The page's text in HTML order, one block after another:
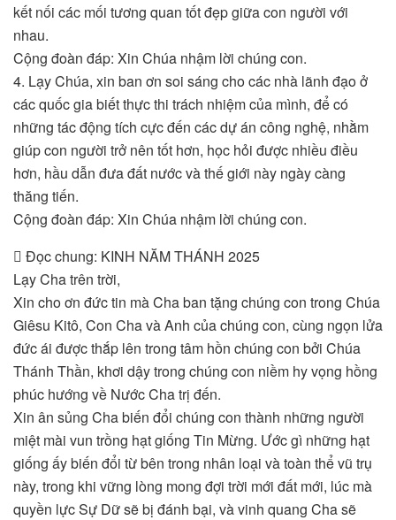
kết nối các mối tương quan tốt đẹp giữa con người với
nhau.
Cộng đoàn đáp: Xin Chúa nhậm lời chúng con.
4. Lạy Chúa, xin ban ơn soi sáng cho các nhà lãnh đạo ở
các quốc gia biết thực thi trách nhiệm của mình, để có
những tác động tích cực đến các dự án công nghệ, nhằm
giúp con người trở nên tốt hơn, học hỏi được nhiều điều
hơn, hầu dẫn đưa đất nước và thế giới này ngày càng
thăng tiến.
Cộng đoàn đáp: Xin Chúa nhậm lời chúng con.
 Đọc chung: KINH NĂM THÁNH 2025
Lạy Cha trên trời,
Xin cho ơn đức tin mà Cha ban tặng chúng con trong Chúa
Giêsu Kitô, Con Cha và Anh của chúng con, cùng ngọn lửa
đức ái được thắp lên trong tâm hồn chúng con bởi Chúa
Thánh Thần, khơi dậy trong chúng con niềm hy vọng hồng
phúc hướng về Nước Cha trị đến.
Xin ân sủng Cha biến đổi chúng con thành những người
miệt mài vun trồng hạt giống Tin Mừng. Ước gì những hạt
giống ấy biến đổi từ bên trong nhân loại và toàn thể vũ trụ
này, trong khi vững lòng mong đợi trời mới đất mới, lúc mà
quyền lực Sự Dữ sẽ bị đánh bại, và vinh quang Cha sẽ